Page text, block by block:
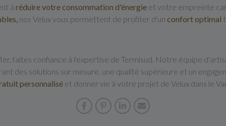
à réduire votre consommation d'énergie et votre empreinte
nos Velux vous permettent de profiter d'un confort optimal
faites confiance à l'expertise de Termisud. Notre équipe
des solutions sur mesure, une qualité supérieure et un
personnalisé et donner vie à votre projet de Velux dans le